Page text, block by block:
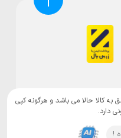
کالا حالا می باشد و هرگونه کپی
دارد.
!